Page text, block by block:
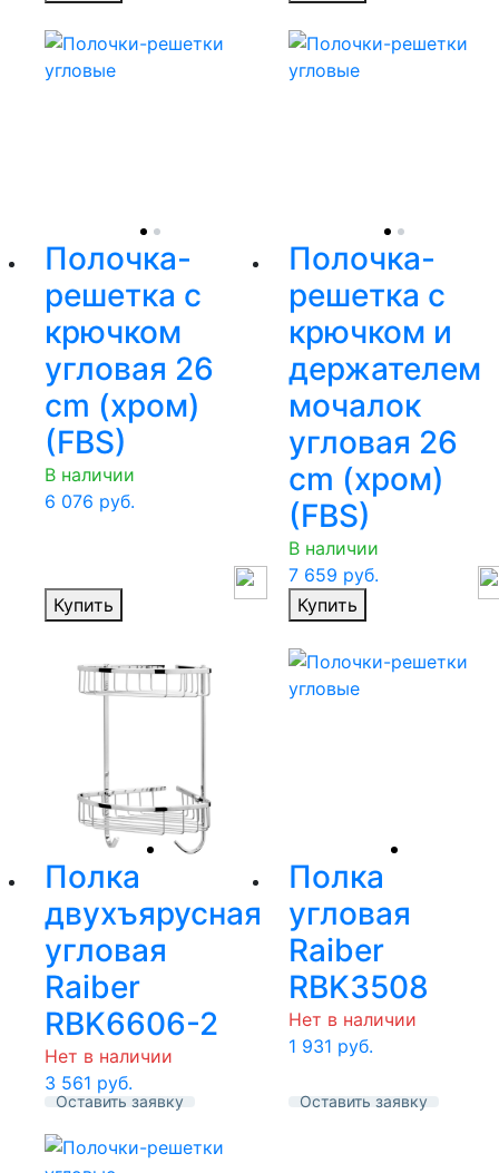
Полочка-
решетка с
крючком
угловая 26
cm (хром)
(FBS)
В наличии
6 076 руб.
Купить
Полочка-
решетка с
крючком и
держателем
мочалок
угловая 26
cm (хром)
(FBS)
В наличии
7 659 руб.
Купить
Полка
двухъярусная
угловая
Raiber
RBK6606-2
Нет в наличии
3 561 руб.
Оставить заявку
Полка
угловая
Raiber
RBK3508
Нет в наличии
1 931 руб.
Оставить заявку